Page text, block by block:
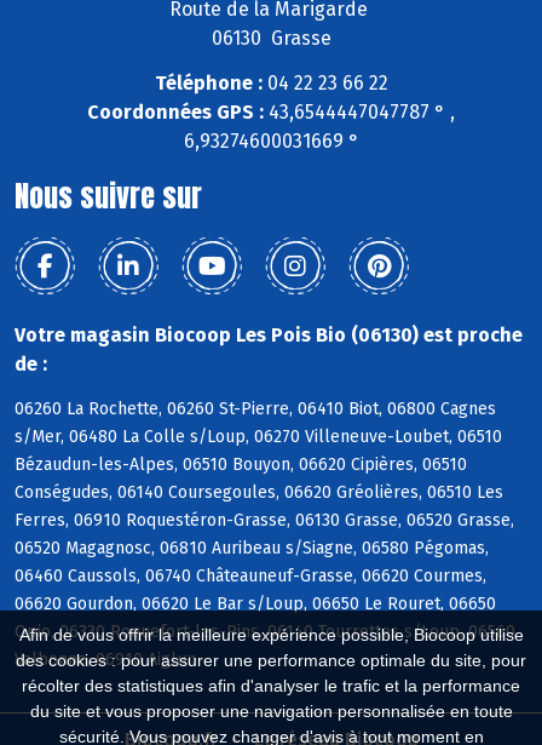
Afin de vous offrir la meilleure expérience possible, Biocoop utilise
des cookies : pour assurer une performance optimale du site, pour
récolter des statistiques afin d'analyser le trafic et la performance
du site et vous proposer une navigation personnalisée en toute
sécurité. Vous pouvez changer d'avis à tout moment en
Route de la Marigarde
06130 Grasse
Téléphone :04 22 23 66 22
Coordonnées GPS : 43,6544447047787 ° ,
6,93274600031669 °
Nous suivre sur
Votre magasin Biocoop Les Pois Bio (06130) est proche
de :
06260 La Rochette, 06260 St-Pierre, 06410 Biot, 06800 Cagnes
s/Mer, 06480 La Colle s/Loup, 06270 Villeneuve-Loubet, 06510
Bézaudun-les-Alpes, 06510 Bouyon, 06620 Cipières, 06510
Conségudes, 06140 Coursegoules, 06620 Gréolières, 06510 Les
Ferres, 06910 Roquestéron-Grasse, 06130 Grasse, 06520 Grasse,
06520 Magagnosc, 06810 Auribeau s/Siagne, 06580 Pégomas,
06460 Caussols, 06740 Châteauneuf-Grasse, 06620 Courmes,
06620 Gourdon, 06620 Le Bar s/Loup, 06650 Le Rouret, 06650
Opio, 06330 Roquefort-les-Pins, 06140 Tourrettes s/Loup, 06560
Valbonne, 06910 Aiglun
Biocoop.fr Le réseau Biocoop